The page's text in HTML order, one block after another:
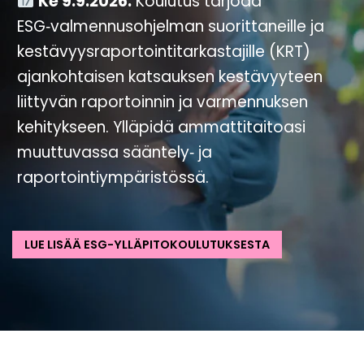
ESG‑valmennusohjelman suorittaneille ja
kestävyysraportointitarkastajille (KRT)
ajankohtaisen katsauksen kestävyyteen
liittyvän raportoinnin ja varmennuksen
kehitykseen. Ylläpidä ammattitaitoasi
muuttuvassa sääntely‑ ja
raportointiympäristössä.
LUE LISÄÄ ESG-YLLÄPITOKOULUTUKSESTA